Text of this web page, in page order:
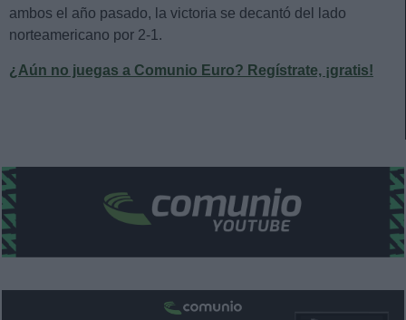
ambos el año pasado, la victoria se decantó del lado
norteamericano por 2-1.
¿Aún no juegas a Comunio Euro? Regístrate, ¡gratis!